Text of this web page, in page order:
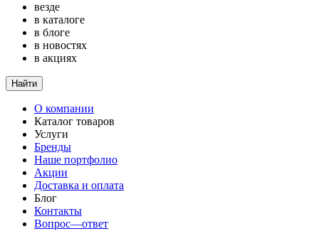
везде
в каталоге
в блоге
в новостях
в акциях
Найти
О компании
Каталог товаров
Услуги
Бренды
Наше портфолио
Акции
Доставка и оплата
Блог
Контакты
Вопрос—ответ